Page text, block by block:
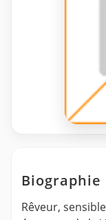
Biographie
Rêveur,